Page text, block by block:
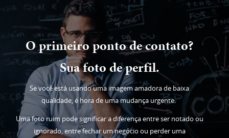
O primeiro ponto de contato?
Sua foto de perfil.
Se você está usando uma imagem amadora de baixa
qualidade, é hora de uma mudança urgente.
Uma foto ruim pode significar a diferença entre ser notado ou
ignorado, entre fechar um negócio ou perder uma